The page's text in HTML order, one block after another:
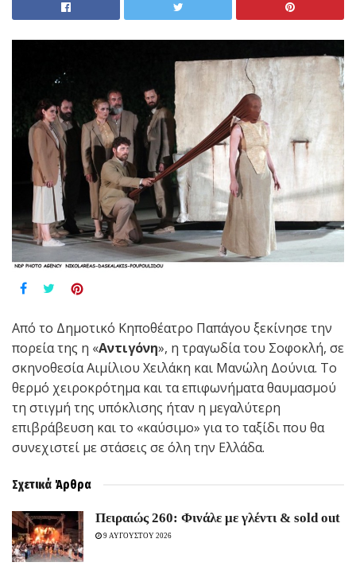
Από το Δημοτικό Κηποθέατρο Παπάγου ξεκίνησε την
πορεία της η «Αντιγόνη», η τραγωδία του Σοφοκλή, σε
σκηνοθεσία Αιμίλιου Χειλάκη και Μανώλη Δούνια. Το
θερμό χειροκρότημα και τα επιφωνήματα θαυμασμού
τη στιγμή της υπόκλισης ήταν η μεγαλύτερη
επιβράβευση και το «καύσιμο» για το ταξίδι που θα
συνεχιστεί με στάσεις σε όλη την Ελλάδα.
Σχετικά Άρθρα
Πειραιώς 260: Φινάλε με γλέντι & sold out
9 ΑΥΓΟΥΣΤΟΥ 2026